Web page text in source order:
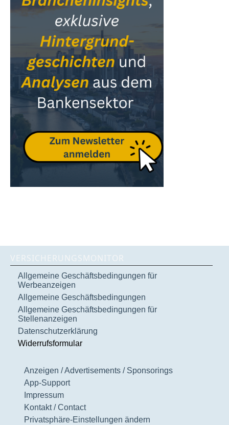
VERSICHERUNGSMONITOR
Allgemeine Geschäftsbedingungen für
Werbeanzeigen
Allgemeine Geschäftsbedingungen
Allgemeine Geschäftsbedingungen für
Stellenanzeigen
Datenschutzerklärung
Widerrufsformular
Anzeigen / Advertisements / Sponsorings
App-Support
Impressum
Kontakt / Contact
Privatsphäre-Einstellungen ändern